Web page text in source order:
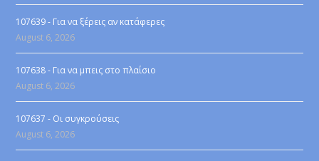
107639 - Για να ξέρεις αν κατάφερες
August 6, 2026
107638 - Για να μπεις στο πλαίσιο
August 6, 2026
107637 - Οι συγκρούσεις
August 6, 2026